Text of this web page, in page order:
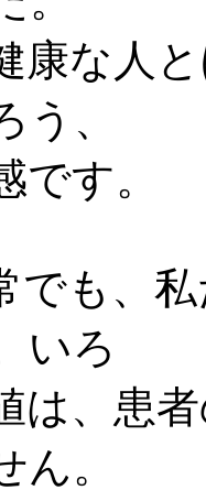
康な人
う、
です。
も、
いろ
は、患
。